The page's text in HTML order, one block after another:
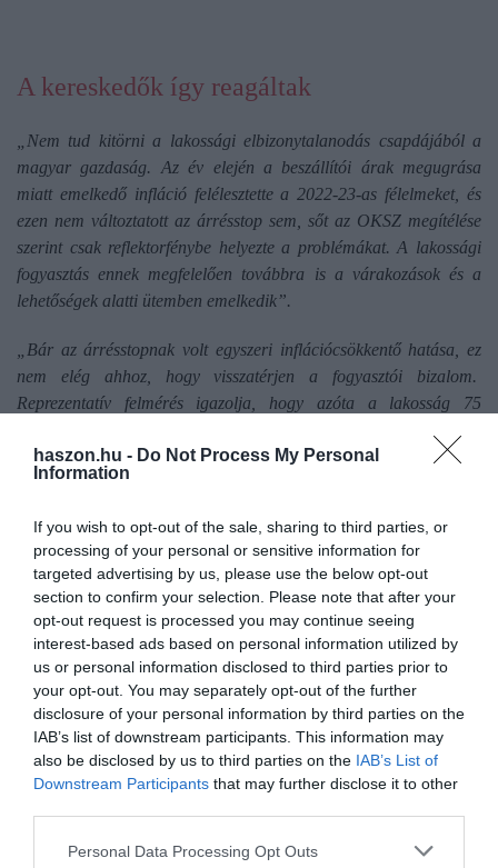
haszon.hu - Do Not Process My Personal
Information
If you wish to opt-out of the sale, sharing to third parties, or
processing of your personal or sensitive information for
targeted advertising by us, please use the below opt-out
section to confirm your selection. Please note that after your
opt-out request is processed you may continue seeing
interest-based ads based on personal information utilized by
us or personal information disclosed to third parties prior to
your opt-out. You may separately opt-out of the further
disclosure of your personal information by third parties on the
IAB’s list of downstream participants. This information may
also be disclosed by us to third parties on the IAB’s List of
Downstream Participants that may further disclose it to other
Please note that this website/app uses one or more Google
Personal Data Processing Opt Outs
A kereskedők így reagáltak
„Nem tud kitörni a lakossági elbizonytalanodás csapdájából a
magyar gazdaság. Az év elején a beszállítói árak megugrása
miatt emelkedő infláció felélesztette a 2022-23-as félelmeket, és
ezen nem változtatott az árrésstop sem, sőt az OKSZ megítélése
szerint csak reflektorfénybe helyezte a problémákat. A lakossági
fogyasztás ennek megfelelően továbbra is a várakozások és a
lehetőségek alatti ütemben emelkedik”.
„Bár az árrésstopnak volt egyszeri inflációcsökkentő hatása, ez
nem elég ahhoz, hogy visszatérjen a fogyasztói bizalom.
Reprezentatív felmérés igazolja, hogy azóta a lakosság 75
újabb és újabb terheket rak a kiskereskedelemre” –
mondta
Kozák Tamás, az Országos Kerekedelmi Szövetség főtitkára.
Olvasd el ezt is!
Kormánykritikus eredmények a kereskedők által
rendelt kutatásban
kereskedelem fogyasztás növekedés reagálás